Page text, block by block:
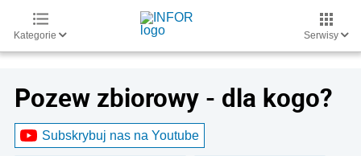
Kategorie Serwisy
Pozew zbiorowy - dla kogo?
Subskrybuj nas na Youtube